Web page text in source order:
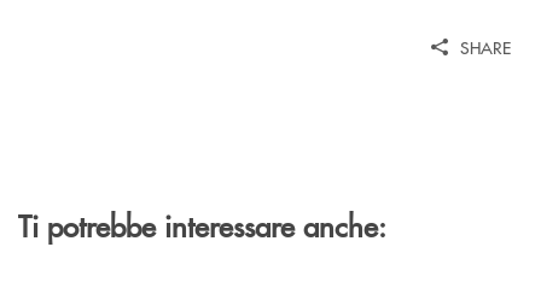
SHARE
Ti potrebbe interessare anche: